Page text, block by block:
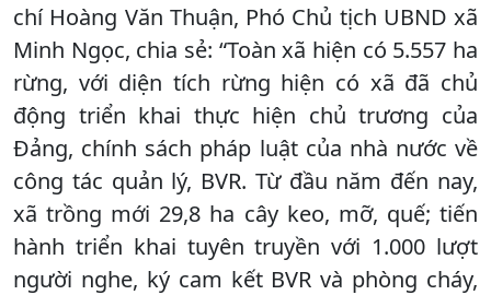
chí Hoàng Văn Thuận, Phó Chủ tịch UBND xã
Minh Ngọc, chia sẻ: “Toàn xã hiện có 5.557 ha
rừng, với diện tích rừng hiện có xã đã chủ
động triển khai thực hiện chủ trương của
Đảng, chính sách pháp luật của nhà nước về
công tác quản lý, BVR. Từ đầu năm đến nay,
xã trồng mới 29,8 ha cây keo, mỡ, quế; tiến
hành triển khai tuyên truyền với 1.000 lượt
người nghe, ký cam kết BVR và phòng cháy,